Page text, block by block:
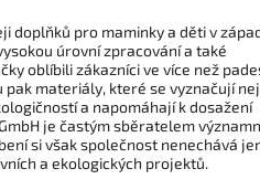
doplňků pro maminky a děti v
úrovní zpracování a také
oblíbili zákazníci ve více než
materiály, které se vyznačují
a napomáhají k dosažení
je častým sběratelem
si však společnost nenechává
a ekologických projektů.